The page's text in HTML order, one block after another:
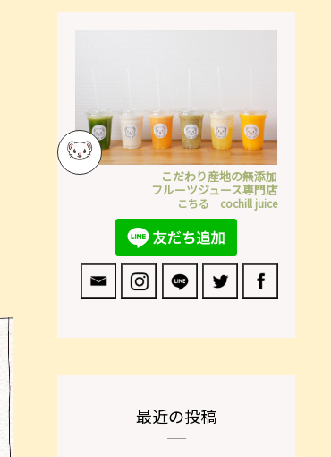
こだわり産地の無添加
フルーツジュース専門店
こちる cochill juice
最近の投稿